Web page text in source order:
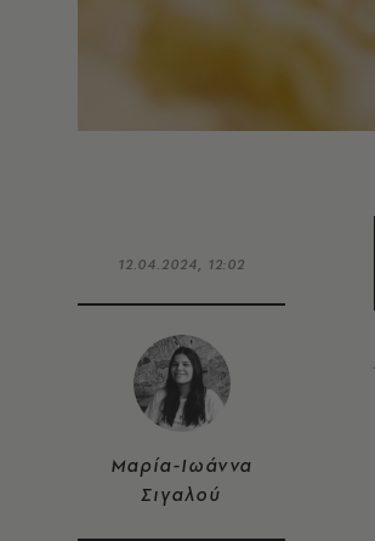
12.04.2024, 12:02
Μαρία-Ιωάννα
Σιγαλού